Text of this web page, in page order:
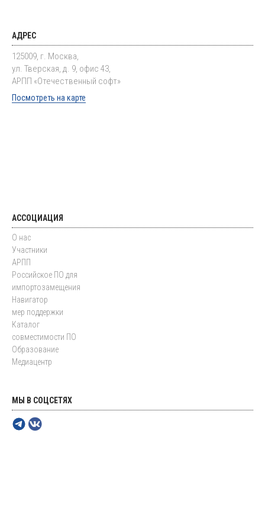
АДРЕС
125009, г. Москва,
ул. Тверская, д. 9, офис 43,
АРПП «Отечественный софт»
Посмотреть на карте
АССОЦИАЦИЯ
О нас
Участники
АРПП
Российское ПО для
импортозамещения
Навигатор
мер поддержки
Каталог
совместимости ПО
Образование
Медиацентр
МЫ В СОЦСЕТЯХ